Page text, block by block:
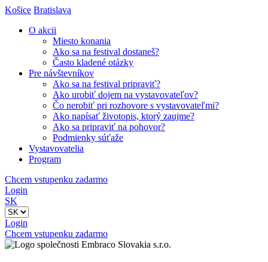
Košice Bratislava
O akcii
Miesto konania
Ako sa na festival dostaneš?
Často kladené otázky
Pre návštevníkov
Ako sa na festival pripraviť?
Ako urobiť dojem na vystavovateľov?
Čo nerobiť pri rozhovore s vystavovateľmi?
Ako napísať životopis, ktorý zaujme?
Ako sa pripraviť na pohovor?
Podmienky súťaže
Vystavovatelia
Program
Chcem vstupenku zadarmo
Login
SK
Login
Chcem vstupenku zadarmo